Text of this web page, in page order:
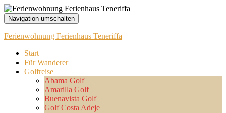
Navigation umschalten
Ferienwohnung Ferienhaus Teneriffa
Start
Für Wanderer
Golfreise
Abama Golf
Amarilla Golf
Buenavista Golf
Golf Costa Adeje